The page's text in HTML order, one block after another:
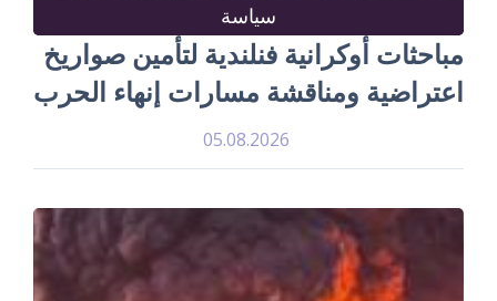
سياسة
مباحثات أوكرانية فنلندية لتأمين صواريخ
اعتراضية ومناقشة مسارات إنهاء الحرب
05.08.2026